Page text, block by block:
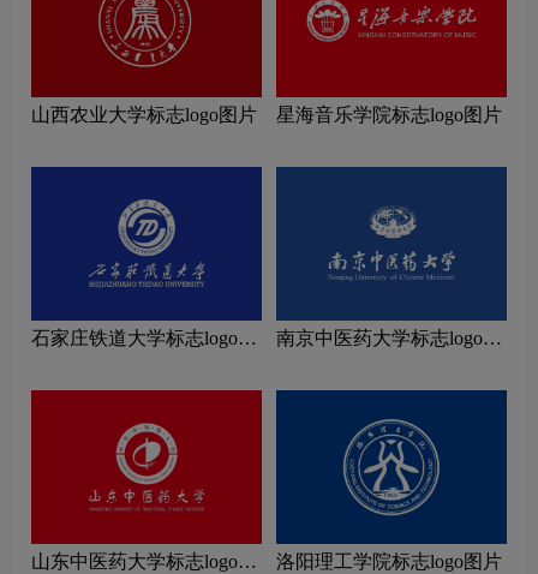
山西农业大学标志logo图片 星海音乐学院标志logo图片
石家庄铁道大学标志logo图
南京中医药大学标志logo图
山东中医药大学标志logo图
洛阳理工学院标志logo图片